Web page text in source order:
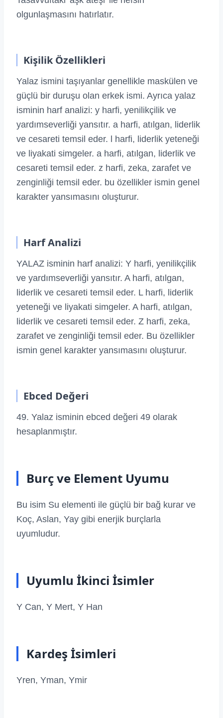
olgunlaşmasını hatırlatır.
Kişilik Özellikleri
Yalaz ismini taşıyanlar genellikle maskülen ve
güçlü bir duruşu olan erkek ismi. Ayrıca yalaz
isminin harf analizi: y harfi, yenilikçilik ve
yardımseverliği yansıtır. a harfi, atılgan, liderlik
ve cesareti temsil eder. l harfi, liderlik yeteneği
ve liyakati simgeler. a harfi, atılgan, liderlik ve
cesareti temsil eder. z harfi, zeka, zarafet ve
zenginliği temsil eder. bu özellikler ismin genel
karakter yansımasını oluşturur.
Harf Analizi
YALAZ isminin harf analizi: Y harfi, yenilikçilik
ve yardımseverliği yansıtır. A harfi, atılgan,
liderlik ve cesareti temsil eder. L harfi, liderlik
yeteneği ve liyakati simgeler. A harfi, atılgan,
liderlik ve cesareti temsil eder. Z harfi, zeka,
zarafet ve zenginliği temsil eder. Bu özellikler
ismin genel karakter yansımasını oluşturur.
Ebced Değeri
49. Yalaz isminin ebced değeri 49 olarak
hesaplanmıştır.
Burç ve Element Uyumu
Bu isim Su elementi ile güçlü bir bağ kurar ve
Koç, Aslan, Yay gibi enerjik burçlarla
uyumludur.
Uyumlu İkinci İsimler
Y Can, Y Mert, Y Han
Kardeş İsimleri
Yren, Yman, Ymir